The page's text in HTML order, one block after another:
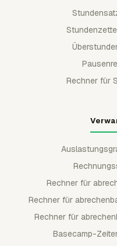
Rechner für
Rechner für
Rechner für
Rechner für
Basecamp-